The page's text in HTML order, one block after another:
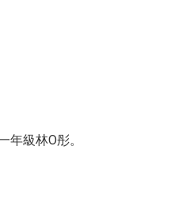
年級林O彤。